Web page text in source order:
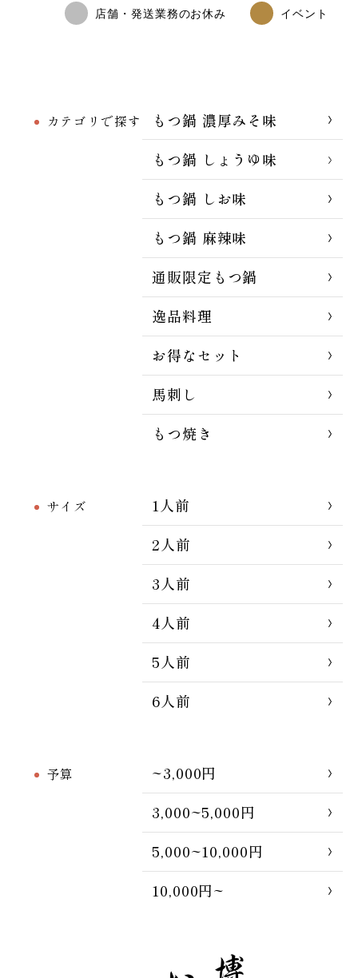
カテゴリで探す
もつ鍋 濃厚みそ味
もつ鍋 しょうゆ味
もつ鍋 しお味
もつ鍋 麻辣味
通販限定もつ鍋
逸品料理
お得なセット
馬刺し
もつ焼き
サイズ
1人前
2人前
3人前
4人前
5人前
6人前
予算
~3,000円
3,000~5,000円
5,000~10,000円
10,000円~
店舗・発送業務のお休み イベント